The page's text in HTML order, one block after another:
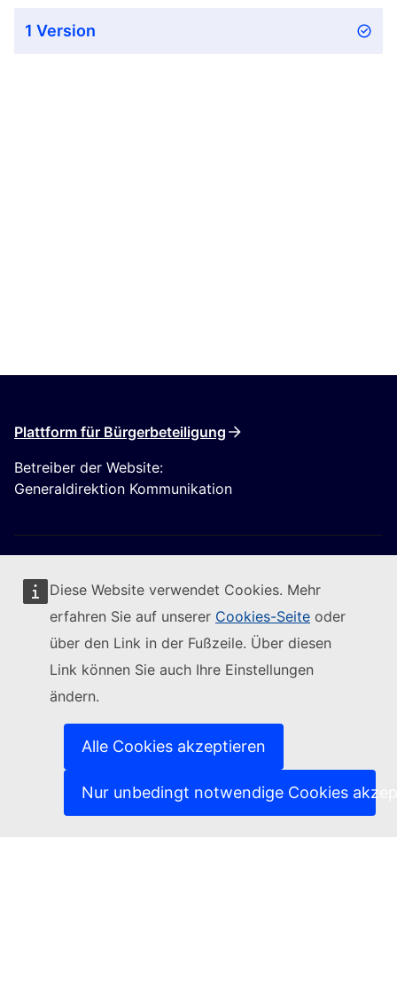
Diese Website verwendet Cookies. Mehr
erfahren Sie auf unserer Cookies-Seite oder
über den Link in der Fußzeile. Über diesen
Link können Sie auch Ihre Einstellungen
ändern.
Alle Cookies akzeptieren
Nur unbedingt notwendige Cookies
1 Version
Plattform für Bürgerbeteiligung
Betreiber der Website:
Generaldirektion Kommunikation
Folgen Sie der Europäischen Kommission
Kontakt(Externer Link)
IT-Sicherheitslücke melden
Sprachen auf unseren Websites(Externer Link)
(Externer Link)
Schutz der Privatsphäre
Rechtlicher Hinweis
(Externer Link)